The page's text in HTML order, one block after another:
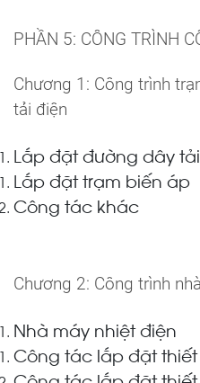
PHẦN 5: CÔNG TRÌNH
Chương 1: Công trình
tải điện
Lắp đặt đường dây
Lắp đặt trạm biến áp
Công tác khác
Chương 2: Công trình
Nhà máy nhiệt điện
Công tác lắp đặt